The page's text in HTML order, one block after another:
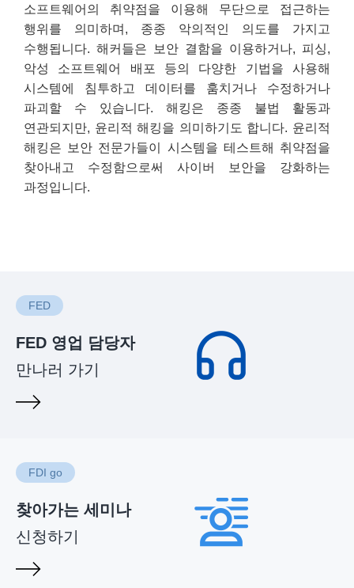
소프트웨어의 취약점을 이용해 무단으로 접근하는
행위를 의미하며, 종종 악의적인 의도를 가지고
수행됩니다. 해커들은 보안 결함을 이용하거나, 피싱,
악성 소프트웨어 배포 등의 다양한 기법을 사용해
시스템에 침투하고 데이터를 훔치거나 수정하거나
파괴할 수 있습니다. 해킹은 종종 불법 활동과
연관되지만, 윤리적 해킹을 의미하기도 합니다. 윤리적
해킹은 보안 전문가들이 시스템을 테스트해 취약점을
찾아내고 수정함으로써 사이버 보안을 강화하는
과정입니다.
FED
FED 영업 담당자
만나러 가기
FDI go
찾아가는 세미나
신청하기